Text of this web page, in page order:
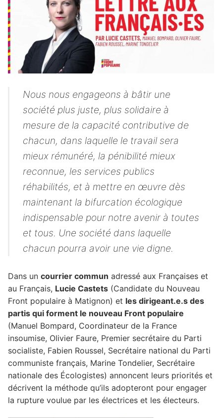
Nous nous engageons à bâtir une
société plus juste, plus solidaire à
mesure de la capacité contributive de
chacun, dans laquelle le travail sera
mieux rémunéré, la pénibilité mieux
reconnue, les services publics
réhabilités, et à mettre en œuvre dès
maintenant la bifurcation écologique
indispensable pour notre avenir à toutes
et tous. Une société dans laquelle
chacun pourra avoir une vie digne.
Dans un courrier commun adressé aux Françaises et
au Français, Lucie Castets (Candidate du Nouveau
Front populaire à Matignon) et les dirigeant.e.s des
partis qui forment le nouveau Front populaire
(Manuel Bompard, Coordinateur de la France
insoumise, Olivier Faure, Premier secrétaire du Parti
socialiste, Fabien Roussel, Secrétaire national du Parti
communiste français, Marine Tondelier, Secrétaire
nationale des Écologistes) annoncent leurs priorités et
décrivent la méthode qu’ils adopteront pour engager
la rupture voulue par les électrices et les électeurs.